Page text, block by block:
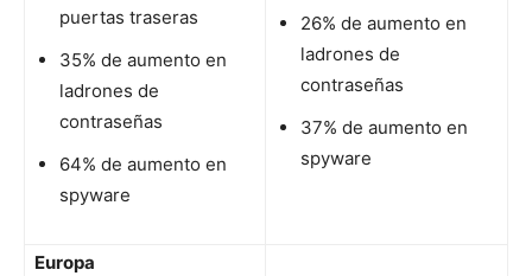
puertas traseras
35% de aumento en
ladrones de
contraseñas
64% de aumento en
spyware
26% de aumento en
ladrones de
contraseñas
37% de aumento en
spyware
Europa